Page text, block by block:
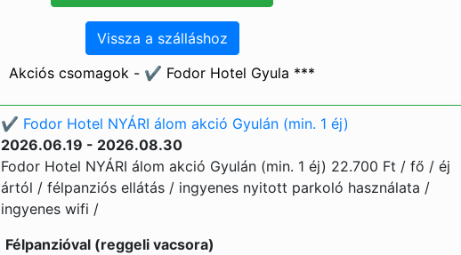
Vissza a szálláshoz
Akciós csomagok - ✔️ Fodor Hotel Gyula ***
✔️ Fodor Hotel NYÁRI álom akció Gyulán (min. 1 éj)
2026.06.19 - 2026.08.30
Fodor Hotel NYÁRI álom akció Gyulán (min. 1 éj) 22.700 Ft / fő / éj
ártól / félpanziós ellátás / ingyenes nyitott parkoló használata /
ingyenes wifi /
Félpanzióval (reggeli vacsora)